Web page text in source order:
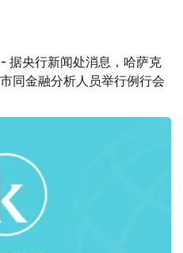
据央行新闻处消息，哈萨克
同金融分析人员举行例行会